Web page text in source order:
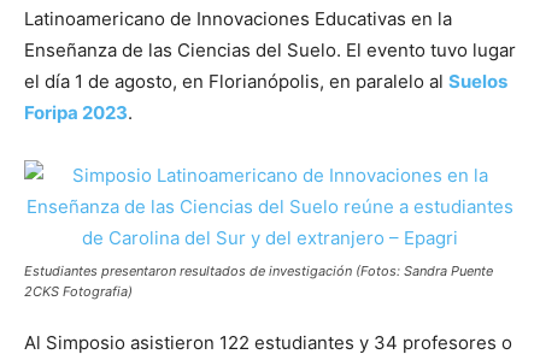
Latinoamericano de Innovaciones Educativas en la
Enseñanza de las Ciencias del Suelo. El evento tuvo lugar
el día 1 de agosto, en Florianópolis, en paralelo al Suelos
Foripa 2023.
Estudiantes presentaron resultados de investigación (Fotos: Sandra Puente
2CKS Fotografia)
Al Simposio asistieron 122 estudiantes y 34 profesores o